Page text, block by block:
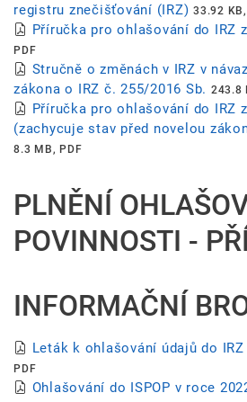
registru znečišťování (IRZ) 33.92
Příručka pro ohlašování do IRZ
PDF
Stručně o změnách v IRZ v
zákona o IRZ č. 255/2016 Sb. 243.8
Příručka pro ohlašování do IRZ
(zachycuje stav před novelou
8.3 MB, PDF
PLNĚNÍ
POVINNOSTI -
INFORMAČNÍ
Leták k ohlašování údajů do
PDF
Ohlašování do ISPOP v roce